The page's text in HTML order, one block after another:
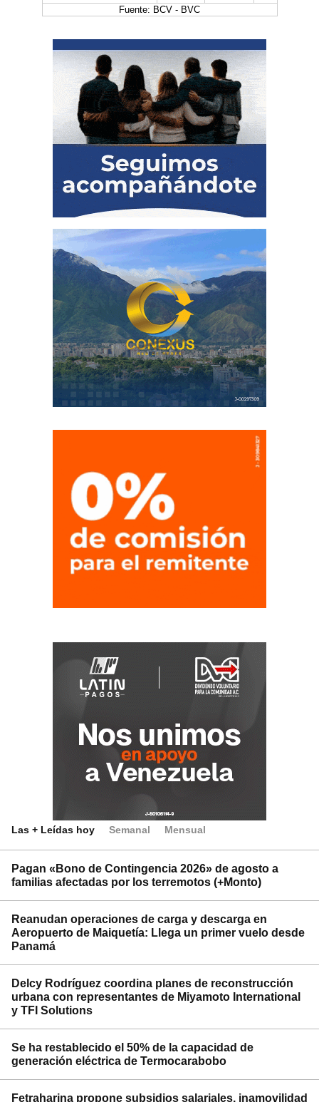
Fuente: BCV - BVC
Las + Leídas hoy Semanal Mensual
Pagan «Bono de Contingencia 2026» de agosto a
familias afectadas por los terremotos (+Monto)
Reanudan operaciones de carga y descarga en
Aeropuerto de Maiquetía: Llega un primer vuelo desde
Panamá
Delcy Rodríguez coordina planes de reconstrucción
urbana con representantes de Miyamoto International
y TFI Solutions
Se ha restablecido el 50% de la capacidad de
generación eléctrica de Termocarabobo
Fetraharina propone subsidios salariales, inamovilidad